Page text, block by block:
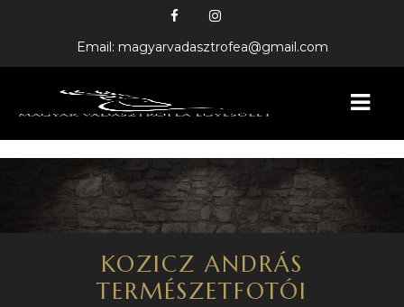
Email: magyarvadasztrofea@gmail.com
KEZDŐLAP
BEMUTATKOZÁS
FELAJÁNLÓINK
KOZICZ ANDRÁS
TERMÉSZETFOTÓI